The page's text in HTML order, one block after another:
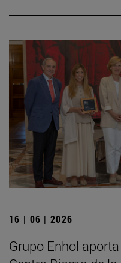
16 | 06 | 2026
Grupo Enhol